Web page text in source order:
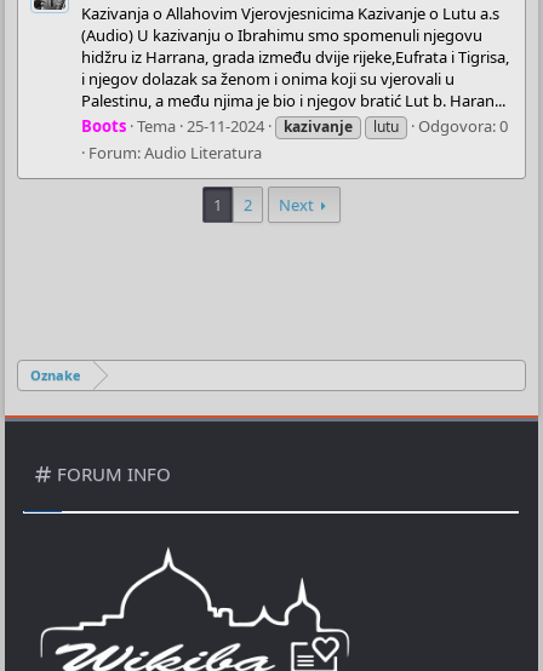
Kazivanja o Allahovim Vjerovjesnicima Kazivanje o Lutu a.s
(Audio) U kazivanju o Ibrahimu smo spomenuli njegovu
hidžru iz Harrana, grada između dvije rijeke,Eufrata i Tigrisa,
i njegov dolazak sa ženom i onima koji su vjerovali u
Palestinu, a među njima je bio i njegov bratić Lut b. Haran...
Boots Tema 25-11-2024 kazivanje lutu
Odgovora: 0
Forum:Audio Literatura
1 2 Next
Oznake
FORUM INFO